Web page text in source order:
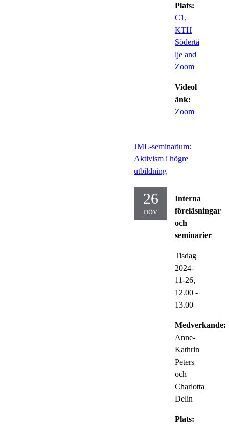
Plats:
C1,
KTH
Södertä
lje and
Zoom
Videol
änk:
Zoom
JML-seminarium:
Aktivism i högre
utbildning
26
nov
Interna
föreläsningar
och
seminarier
Tisdag
2024-
11-26,
12.00 -
13.00
Medverkande:
Anne-
Kathrin
Peters
och
Charlotta
Delin
Plats: